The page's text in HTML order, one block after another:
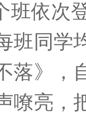
班依次
班同学
落》，
嘹亮，